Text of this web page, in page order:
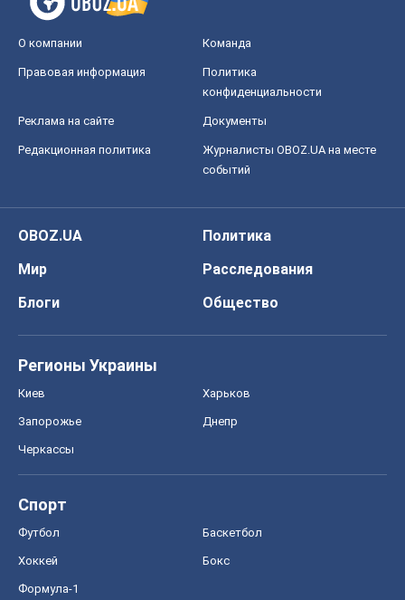
О компании Команда
Правовая информация
Политика
конфиденциальности
Реклама на сайте Документы
Редакционная политика
Журналисты OBOZ.UA на месте
событий
OBOZ.UA
Политика
Мир
Расследования
Блоги
Общество
Регионы Украины
Киев Харьков
Запорожье Днепр
Черкассы
Спорт
Футбол Баскетбол
Хоккей Бокс
Формула-1